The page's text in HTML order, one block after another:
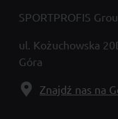
SPORTPROFIS
ul. Kożuchowska
Góra
Znajdź nas na